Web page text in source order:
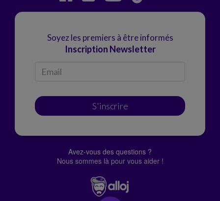
Soyez les premiers à être informés
Inscription Newsletter
S'inscrire
Avez-vous des questions ?
Nous sommes là pour vous aider !